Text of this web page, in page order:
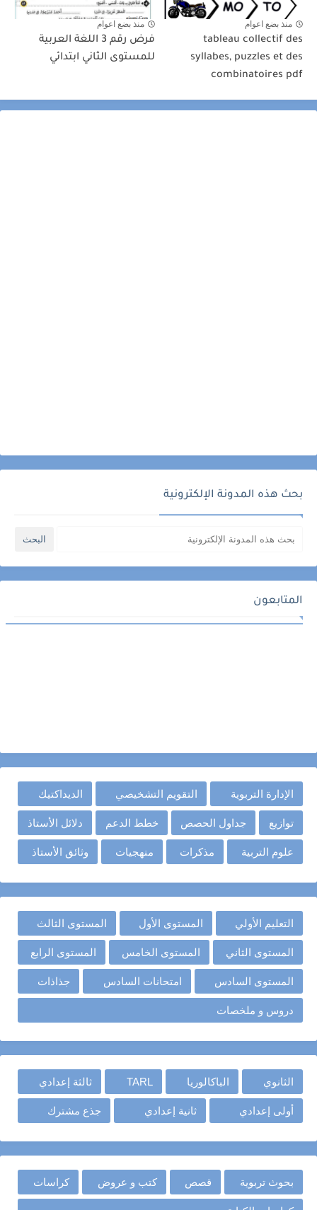
منذ بضع اعوام
tableau collectif des
syllabes, puzzles et des
combinatoires pdf
منذ بضع اعوام
فرض رقم 3 اللغة العربية
للمستوى الثاني ابتدائي
بحث هذه المدونة الإلكترونية
المتابعون
الإدارة التربوية التقويم التشخيصي الديداكتيك
توازيع جداول الحصص خطط الدعم دلائل الأستاذ
علوم التربية مذكرات منهجيات وثائق الأستاذ
التعليم الأولي المستوى الأول المستوى الثالث
المستوى الثاني المستوى الخامس المستوى الرابع
المستوى السادس امتحانات السادس جذاذات
دروس و ملخصات
الثانوي الباكالوريا TARL ثالثة إعدادي
أولى إعدادي ثانية إعدادي جذع مشترك
بحوث تربوية قصص كتب و عروض كراسات